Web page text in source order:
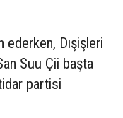
ederken, Dışişleri
Suu Çii başta
partisi